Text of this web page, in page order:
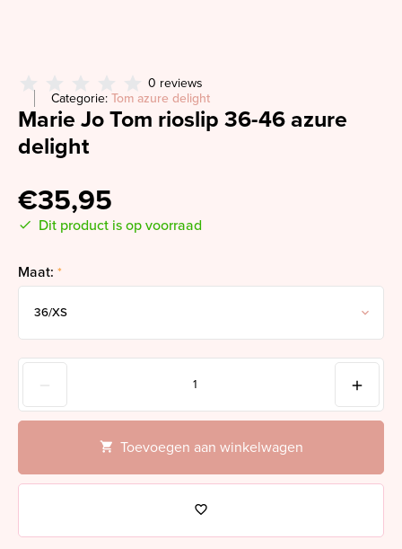
0 reviews
Categorie: Tom azure delight
Marie Jo Tom rioslip 36-46 azure
delight
€35,95
Dit product is op voorraad
Maat: *
Toevoegen aan winkelwagen